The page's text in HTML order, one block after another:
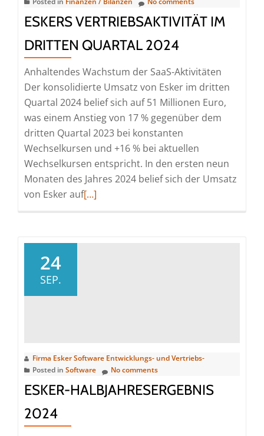
ESKERS VERTRIEBSAKTIVITÄT IM
DRITTEN QUARTAL 2024
Anhaltendes Wachstum der SaaS-Aktivitäten
Der konsolidierte Umsatz von Esker im dritten
Quartal 2024 belief sich auf 51 Millionen Euro,
was einem Anstieg von 17 % gegenüber dem
dritten Quartal 2023 bei konstanten
Wechselkursen und +16 % bei aktuellen
Wechselkursen entspricht. In den ersten neun
Monaten des Jahres 2024 belief sich der Umsatz
von Esker aufRead
[…]
24
SEP.
Firma Esker Software Entwicklungs- und Vertriebs-
Posted in Software No comments
ESKER-HALBJAHRESERGEBNIS
2024